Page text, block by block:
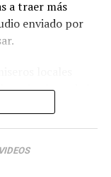
a traer más
enviado por
miembros de la
no voy a llevar
chofer de la
.
VIDEOS